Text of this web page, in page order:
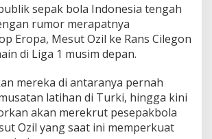
P
e
l
a
t
h
L
u
i
s
sepak bola Indonesia tengah
rumor merapatnya
Eropa, Mesut Ozil ke Rans Cilegon
di Liga 1 musim depan.
mereka di antaranya pernah
latihan di Turki, hingga kini
akan merekrut pesepakbola
Ozil yang saat ini memperkuat